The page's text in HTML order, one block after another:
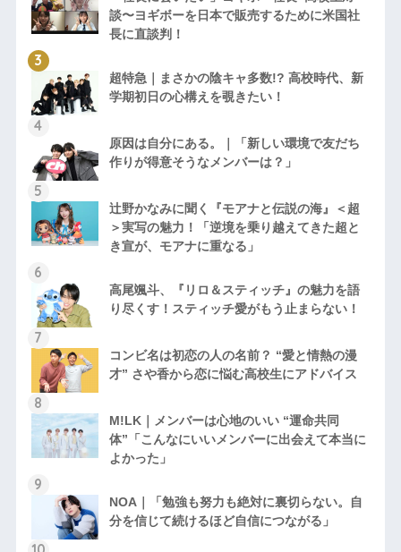
談〜ヨギボーを日本で販売するために米国社
長に直談判！
超特急｜まさかの陰キャ多数!? 高校時代、新
学期初日の心構えを覗きたい！
原因は自分にある。｜「新しい環境で友だち
作りが得意そうなメンバーは？」
辻野かなみに聞く『モアナと伝説の海』＜超
＞実写の魅力！「逆境を乗り越えてきた超と
き宣が、モアナに重なる」
高尾颯斗、『リロ＆スティッチ』の魅力を語
り尽くす！スティッチ愛がもう止まらない！
コンビ名は初恋の人の名前？ “愛と情熱の漫
才” さや香から恋に悩む高校生にアドバイス
M!LK｜メンバーは心地のいい “運命共同
体”「こんなにいいメンバーに出会えて本当に
よかった」
NOA｜「勉強も努力も絶対に裏切らない。自
分を信じて続けるほど自信につながる」